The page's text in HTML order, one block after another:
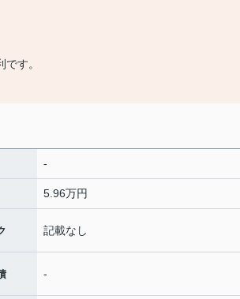
す。
-
5.96万円
記載なし
-